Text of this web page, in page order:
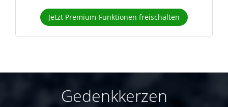
Jetzt Premium-Funktionen freischalten
Gedenkkerzen